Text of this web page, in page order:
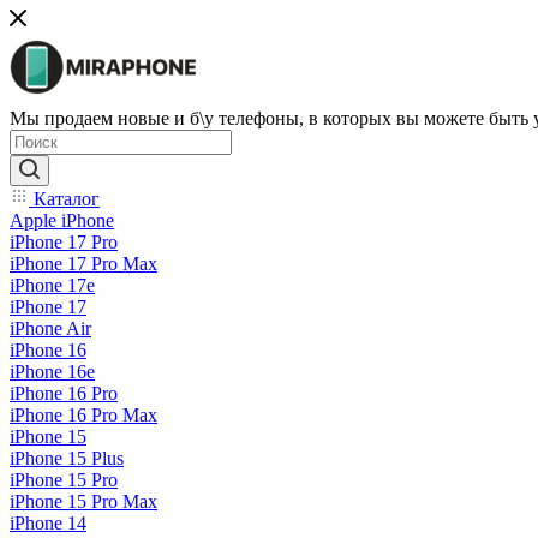
Мы продаем новые и б\у телефоны, в которых вы можете быть
Каталог
Apple iPhone
iPhone 17 Pro
iPhone 17 Pro Max
iPhone 17e
iPhone 17
iPhone Air
iPhone 16
iPhone 16e
iPhone 16 Pro
iPhone 16 Pro Max
iPhone 15
iPhone 15 Plus
iPhone 15 Pro
iPhone 15 Pro Max
iPhone 14